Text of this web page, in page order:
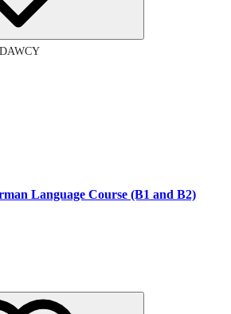
Language Course (B1 and B2)